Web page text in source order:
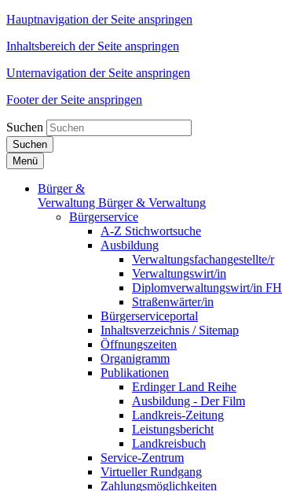
Hauptnavigation der Seite anspringen
Inhaltsbereich der Seite anspringen
Unternavigation der Seite anspringen
Footer der Seite anspringen
Suchen
Suchen
Menü
Bürger &
Verwaltung Bürger & Verwaltung
Bürgerservice
A-Z Stichwortsuche
Ausbildung
Verwaltungsfachangestellte/r
Verwaltungswirt/in
Diplomverwaltungswirt/in FH
Straßenwärter/in
Bürgerserviceportal
Inhaltsverzeichnis / Sitemap
Öffnungszeiten
Organigramm
Publikationen
Erdinger Land Reihe
Ausbildung - Der Film
Landkreis-Zeitung
Leistungsbericht
Landkreisbuch
Service-Zentrum
Virtueller Rundgang
Zahlungsmöglichkeiten